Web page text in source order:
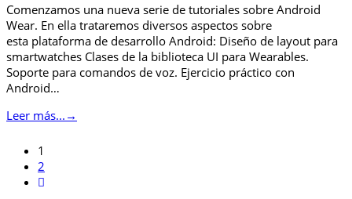
Comenzamos una nueva serie de tutoriales sobre Android
Wear. En ella trataremos diversos aspectos sobre
esta plataforma de desarrollo Android: Diseño de layout para
smartwatches Clases de la biblioteca UI para Wearables.
Soporte para comandos de voz. Ejercicio práctico con
Android…
Leer más... →
1
2